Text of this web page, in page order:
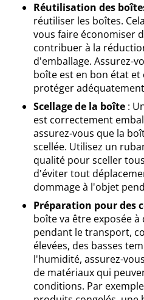
Réutilisation des
réutiliser les boîtes.
vous faire économiser
contribuer à la
d'emballage. Assurez-
boîte est en bon état et
protéger
Scellage de la boîte :
est correctement
assurez-vous que la
scellée. Utilisez un
qualité pour sceller
d'éviter tout
dommage à l'objet
Préparation pour des
boîte va être exposée
pendant le transport,
élevées, des basses
l'humidité, assurez-
de matériaux qui
conditions. Par